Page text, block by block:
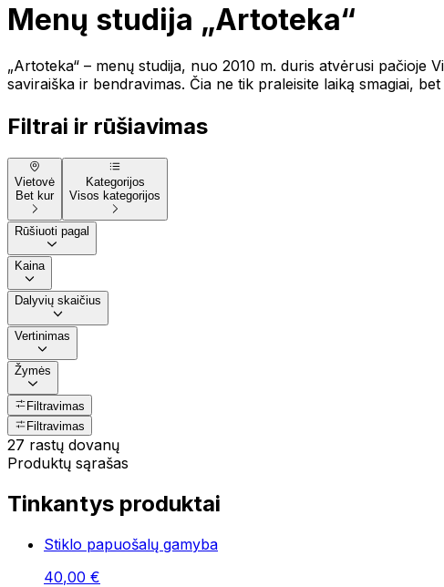
Menų studija „Artoteka“
„Artoteka“ – menų studija, nuo 2010 m. duris atvėrusi pačioje
saviraiška ir bendravimas. Čia ne tik praleisite laiką smagiai,
Filtrai ir rūšiavimas
Vietovė
Bet kur
Kategorijos
Visos kategorijos
Rūšiuoti pagal
Kaina
Dalyvių skaičius
Vertinimas
Žymės
Filtravimas
Filtravimas
27 rastų dovanų
Produktų sąrašas
Tinkantys produktai
Stiklo papuošalų gamyba
40,00 €